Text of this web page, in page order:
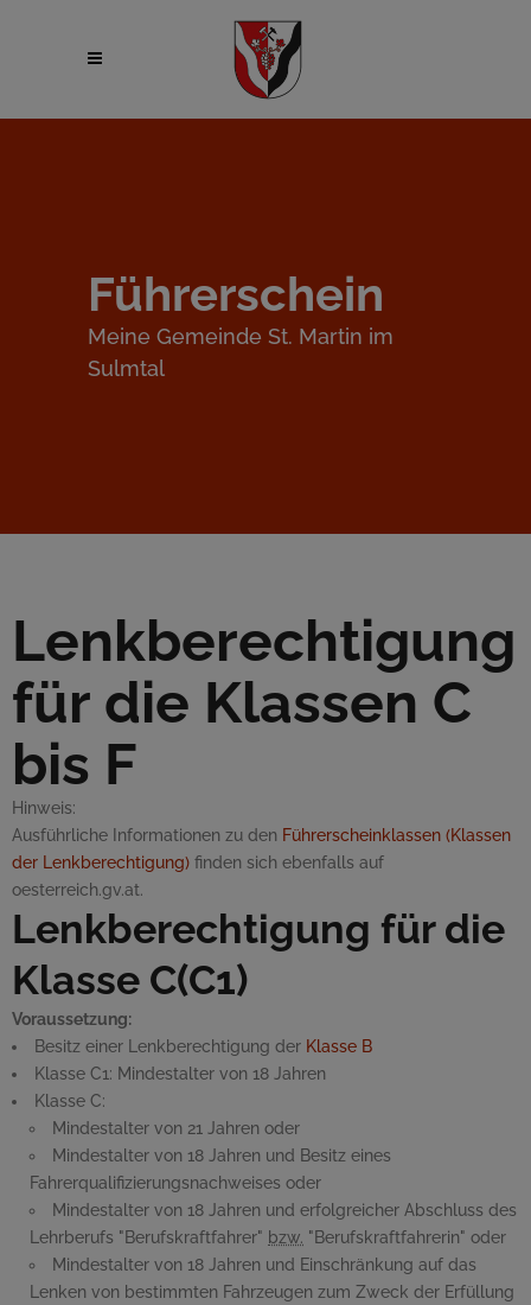
Führerschein
Meine Gemeinde St. Martin im
Sulmtal
Lenkberechtigung
für die Klassen C
bis F
Hinweis:
Ausführliche Informationen zu den Führerscheinklassen (Klassen
der Lenkberechtigung) finden sich ebenfalls auf
oesterreich.gv.at.
Lenkberechtigung für die
Klasse C(C1)
Voraussetzung:
Besitz einer Lenkberechtigung der Klasse B
Klasse C1: Mindestalter von 18 Jahren
Klasse C:
Mindestalter von 21 Jahren oder
Mindestalter von 18 Jahren und Besitz eines
Fahrerqualifizierungsnachweises oder
Mindestalter von 18 Jahren und erfolgreicher Abschluss des
Lehrberufs "Berufskraftfahrer" bzw. "Berufskraftfahrerin" oder
Mindestalter von 18 Jahren und Einschränkung auf das
Lenken von bestimmten Fahrzeugen zum Zweck der Erfüllung